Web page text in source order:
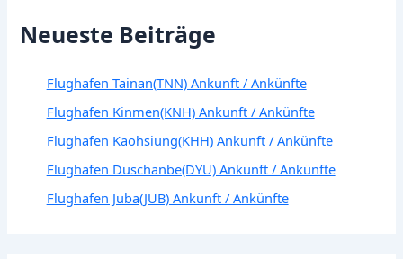
Neueste Beiträge
Flughafen Tainan(TNN) Ankunft / Ankünfte
Flughafen Kinmen(KNH) Ankunft / Ankünfte
Flughafen Kaohsiung(KHH) Ankunft / Ankünfte
Flughafen Duschanbe(DYU) Ankunft / Ankünfte
Flughafen Juba(JUB) Ankunft / Ankünfte